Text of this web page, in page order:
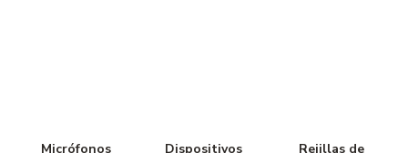
Micrófonos
Dispositivos
Rejillas de